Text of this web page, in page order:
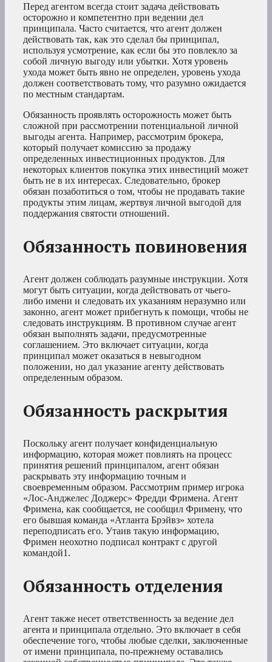
Перед агентом всегда стоит задача действовать
осторожно и компетентно при ведении дел
принципала. Часто считается, что агент должен
действовать так, как это сделал бы принципал,
используя усмотрение, как если бы это повлекло за
собой личную выгоду или убытки. Хотя уровень
ухода может быть явно не определен, уровень ухода
должен соответствовать тому, что разумно ожидается
по местным стандартам.
Обязанность проявлять осторожность может быть
сложной при рассмотрении потенциальной личной
выгоды агента. Например, рассмотрим брокера,
который получает комиссию за продажу
определенных инвестиционных продуктов. Для
некоторых клиентов покупка этих инвестиций может
быть не в их интересах. Следовательно, брокер
обязан позаботиться о том, чтобы не продавать такие
продукты этим лицам, жертвуя личной выгодой для
поддержания святости отношений.
Обязанность повиновения
Агент должен соблюдать разумные инструкции. Хотя
могут быть ситуации, когда действовать от чьего-
либо имени и следовать их указаниям неразумно или
законно, агент может прибегнуть к помощи, чтобы не
следовать инструкциям. В противном случае агент
обязан выполнять задачи, предусмотренные
соглашением. Это включает ситуации, когда
принципал может оказаться в невыгодном
положении, но дал указание агенту действовать
определенным образом.
Обязанность раскрытия
Поскольку агент получает конфиденциальную
информацию, которая может повлиять на процесс
принятия решений принципалом, агент обязан
раскрывать эту информацию точным и
своевременным образом. Рассмотрим пример игрока
«Лос-Анджелес Доджерс» Фредди Фримена. Агент
Фримена, как сообщается, не сообщил Фримену, что
его бывшая команда «Атланта Брэйвз» хотела
переподписать его. Утаив такую информацию,
Фримен неохотно подписал контракт с другой
командой1 .
Обязанность отделения
Агент также несет ответственность за ведение дел
агента и принципала отдельно. Это включает в себя
обеспечение того, чтобы любые сделки, заключенные
от имени принципала, по-прежнему оставались